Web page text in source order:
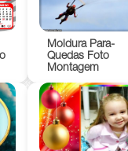
Moldura Para-
Quedas Foto
Montagem